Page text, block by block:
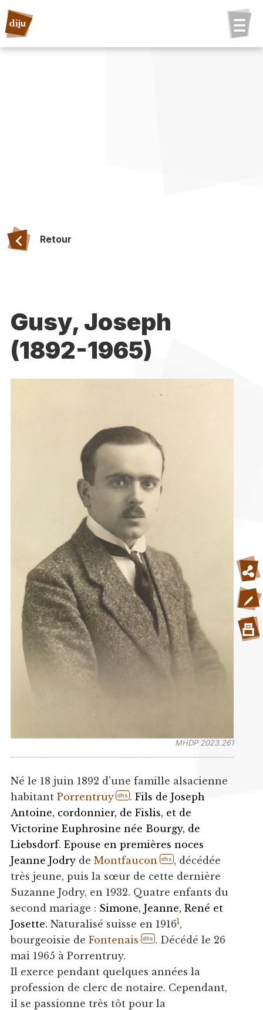
Retour
Gusy, Joseph
(1892-1965)
MHDP 2023.261
Né le 18 juin 1892 d'une famille alsacienne
habitant Porrentruy dhs . Fils de Joseph
Antoine, cordonnier, de Fislis, et de
Victorine Euphrosine née Bourgy, de
Liebsdorf. Epouse en premières noces
Jeanne Jodryde Montfaucon dhs , décédée
très jeune, puis la sœur de cette dernière
Suzanne Jodry, en 1932. Quatre enfants du
second mariage : Simone, Jeanne, René et
Josette. Naturalisé suisse en 19161,
bourgeoisie de Fontenais dhs . Décédé le 26
mai 1965 à Porrentruy.
Il exerce pendant quelques années la
profession de clerc de notaire. Cependant,
il se passionne très tôt pour la